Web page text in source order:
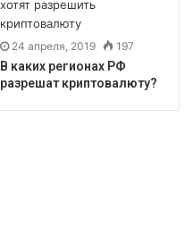
24 апреля, 2019 197
В каких регионах РФ
разрешат криптовалюту?